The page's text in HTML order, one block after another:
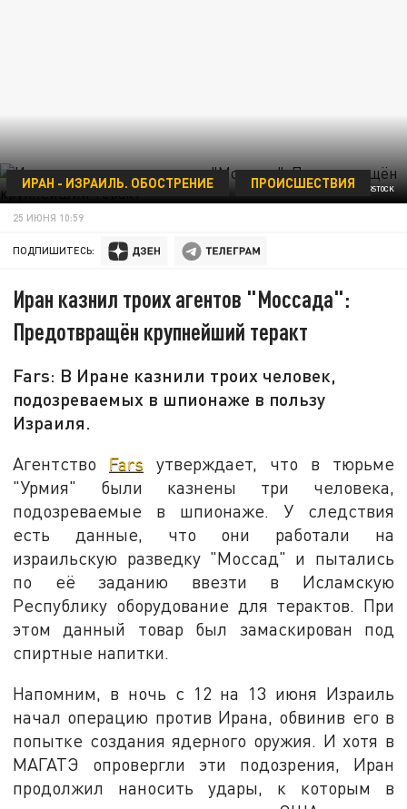
ФОТО: SHUTTERSTOCK
ИРАН - ИЗРАИЛЬ. ОБОСТРЕНИЕ ПРОИСШЕСТВИЯ
25 ИЮНЯ 10:59
ПОДПИШИТЕСЬ:
Иран казнил троих агентов "Моссада":
Предотвращён крупнейший теракт
Fars: В Иране казнили троих человек,
подозреваемых в шпионаже в пользу
Израиля.
Агентство Fars утверждает, что в тюрьме
"Урмия" были казнены три человека,
подозреваемые в шпионаже. У следствия
есть данные, что они работали на
израильскую разведку "Моссад" и пытались
по её заданию ввезти в Исламскую
Республику оборудование для терактов. При
этом данный товар был замаскирован под
спиртные напитки.
Напомним, в ночь с 12 на 13 июня Израиль
начал операцию против Ирана, обвинив его в
попытке создания ядерного оружия. И хотя в
МАГАТЭ опровергли эти подозрения, Иран
продолжил наносить удары, к которым в